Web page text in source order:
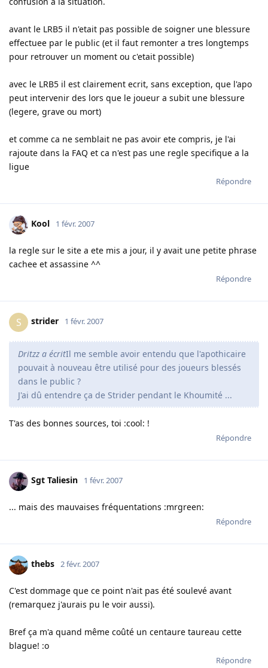
avant le LRB5 il n'etait pas possible de soigner une blessure
effectuee par le public (et il faut remonter a tres longtemps
pour retrouver un moment ou c'etait possible)
avec le LRB5 il est clairement ecrit, sans exception, que l'apo
peut intervenir des lors que le joueur a subit une blessure
(legere, grave ou mort)
et comme ca ne semblait ne pas avoir ete compris, je l'ai
rajoute dans la FAQ et ca n'est pas une regle specifique a la
ligue
Répondre
Kool 1 févr. 2007
la regle sur le site a ete mis a jour, il y avait une petite phrase
cachee et assassine ^^
Répondre
S strider 1 févr. 2007
Dritzz a écritIl me semble avoir entendu que l'apothicaire
pouvait à nouveau être utilisé pour des joueurs blessés
dans le public ?
J'ai dû entendre ça de Strider pendant le Khoumité ...
T'as des bonnes sources, toi :cool: !
Répondre
Sgt Taliesin 1 févr. 2007
... mais des mauvaises fréquentations :mrgreen:
Répondre
thebs 2 févr. 2007
C'est dommage que ce point n'ait pas été soulevé avant
(remarquez j'aurais pu le voir aussi).
Bref ça m'a quand même coûté un centaure taureau cette
blague! :o
Répondre